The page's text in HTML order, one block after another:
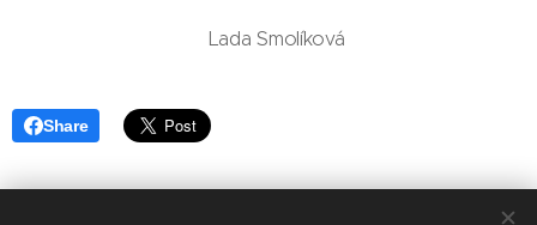
Lada Smolíková
Share